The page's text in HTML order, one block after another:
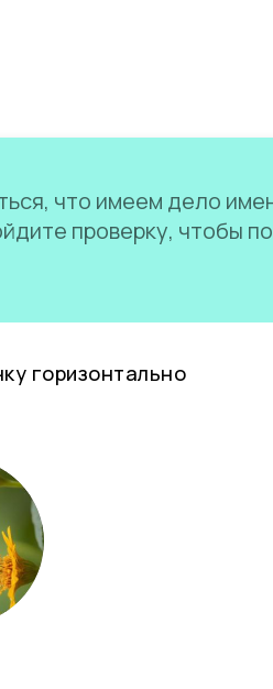
что имеем дело
проверку, чтобы
горизонтально